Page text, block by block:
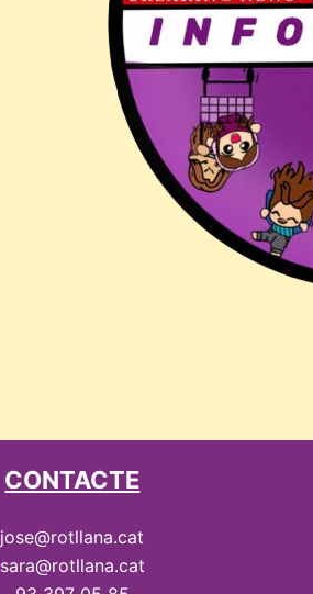
CONTACTE
jose@rotllana.cat
sara@rotllana.cat